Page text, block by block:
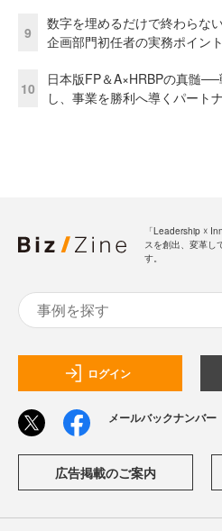
9
数字を埋めるだけで終わら
企画部門初任者の実務ポイント
10
日本版FP＆A×HRBPの真髄
し、事業を勝利へ導くパート
「Leadership ☓
スを創出、変革し
す。
ログイン
メールバックナンバー
広告掲載のご案内